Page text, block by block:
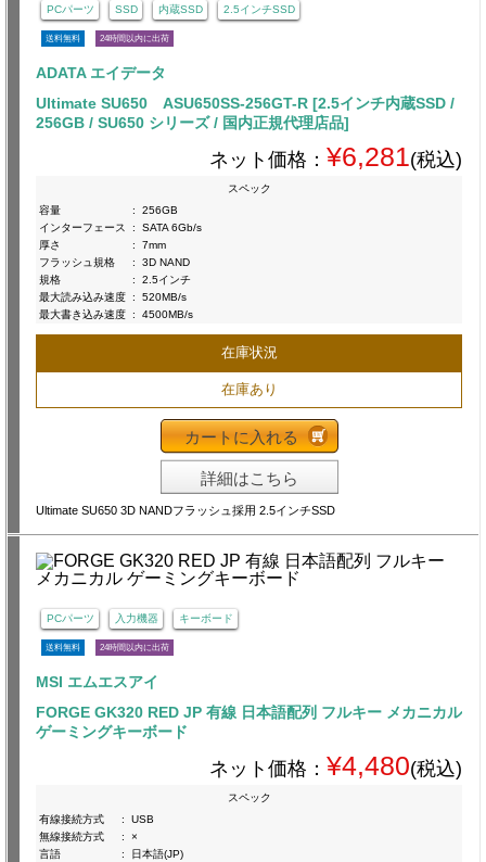
PCパーツ SSD 内蔵SSD 2.5インチSSD
送料無料 24時間以内に出荷
ADATA エイデータ
Ultimate SU650 ASU650SS-256GT-R [2.5インチ内蔵SSD /
256GB / SU650 シリーズ / 国内正規代理店品]
ネット価格： ¥6,281(税込)
スペック
容量
:
256GB
インターフェース
:
SATA 6Gb/s
厚さ
:
7mm
フラッシュ規格
:
3D NAND
規格
:
2.5インチ
最大読み込み速度 :
520MB/s
最大書き込み速度 : 4500MB/s
在庫状況
在庫あり
カートに入れる
詳細はこちら
Ultimate SU650 3D NANDフラッシュ採用 2.5インチSSD
PCパーツ 入力機器 キーボード
送料無料 24時間以内に出荷
MSI エムエスアイ
FORGE GK320 RED JP 有線 日本語配列 フルキー メカニカル
ゲーミングキーボード
ネット価格： ¥4,480(税込)
スペック
有線接続方式
:
USB
無線接続方式
:
×
言語
:
日本語(JP)